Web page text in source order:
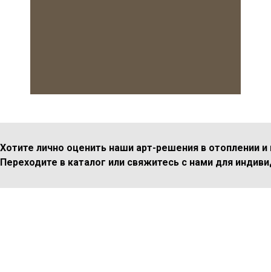
Хотите лично оценить наши арт-решения в отоплении и
Переходите в каталог или свяжитесь с нами для